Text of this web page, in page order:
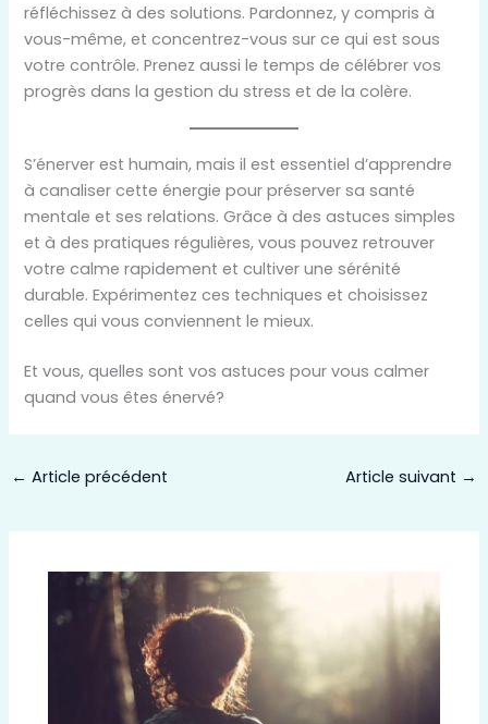
réfléchissez à des solutions. Pardonnez, y compris à
vous-même, et concentrez-vous sur ce qui est sous
votre contrôle. Prenez aussi le temps de célébrer vos
progrès dans la gestion du stress et de la colère.
S’énerver est humain, mais il est essentiel d’apprendre
à canaliser cette énergie pour préserver sa santé
mentale et ses relations. Grâce à des astuces simples
et à des pratiques régulières, vous pouvez retrouver
votre calme rapidement et cultiver une sérénité
durable. Expérimentez ces techniques et choisissez
celles qui vous conviennent le mieux.
Et vous, quelles sont vos astuces pour vous calmer
quand vous êtes énervé?
← Article précédent Article suivant →